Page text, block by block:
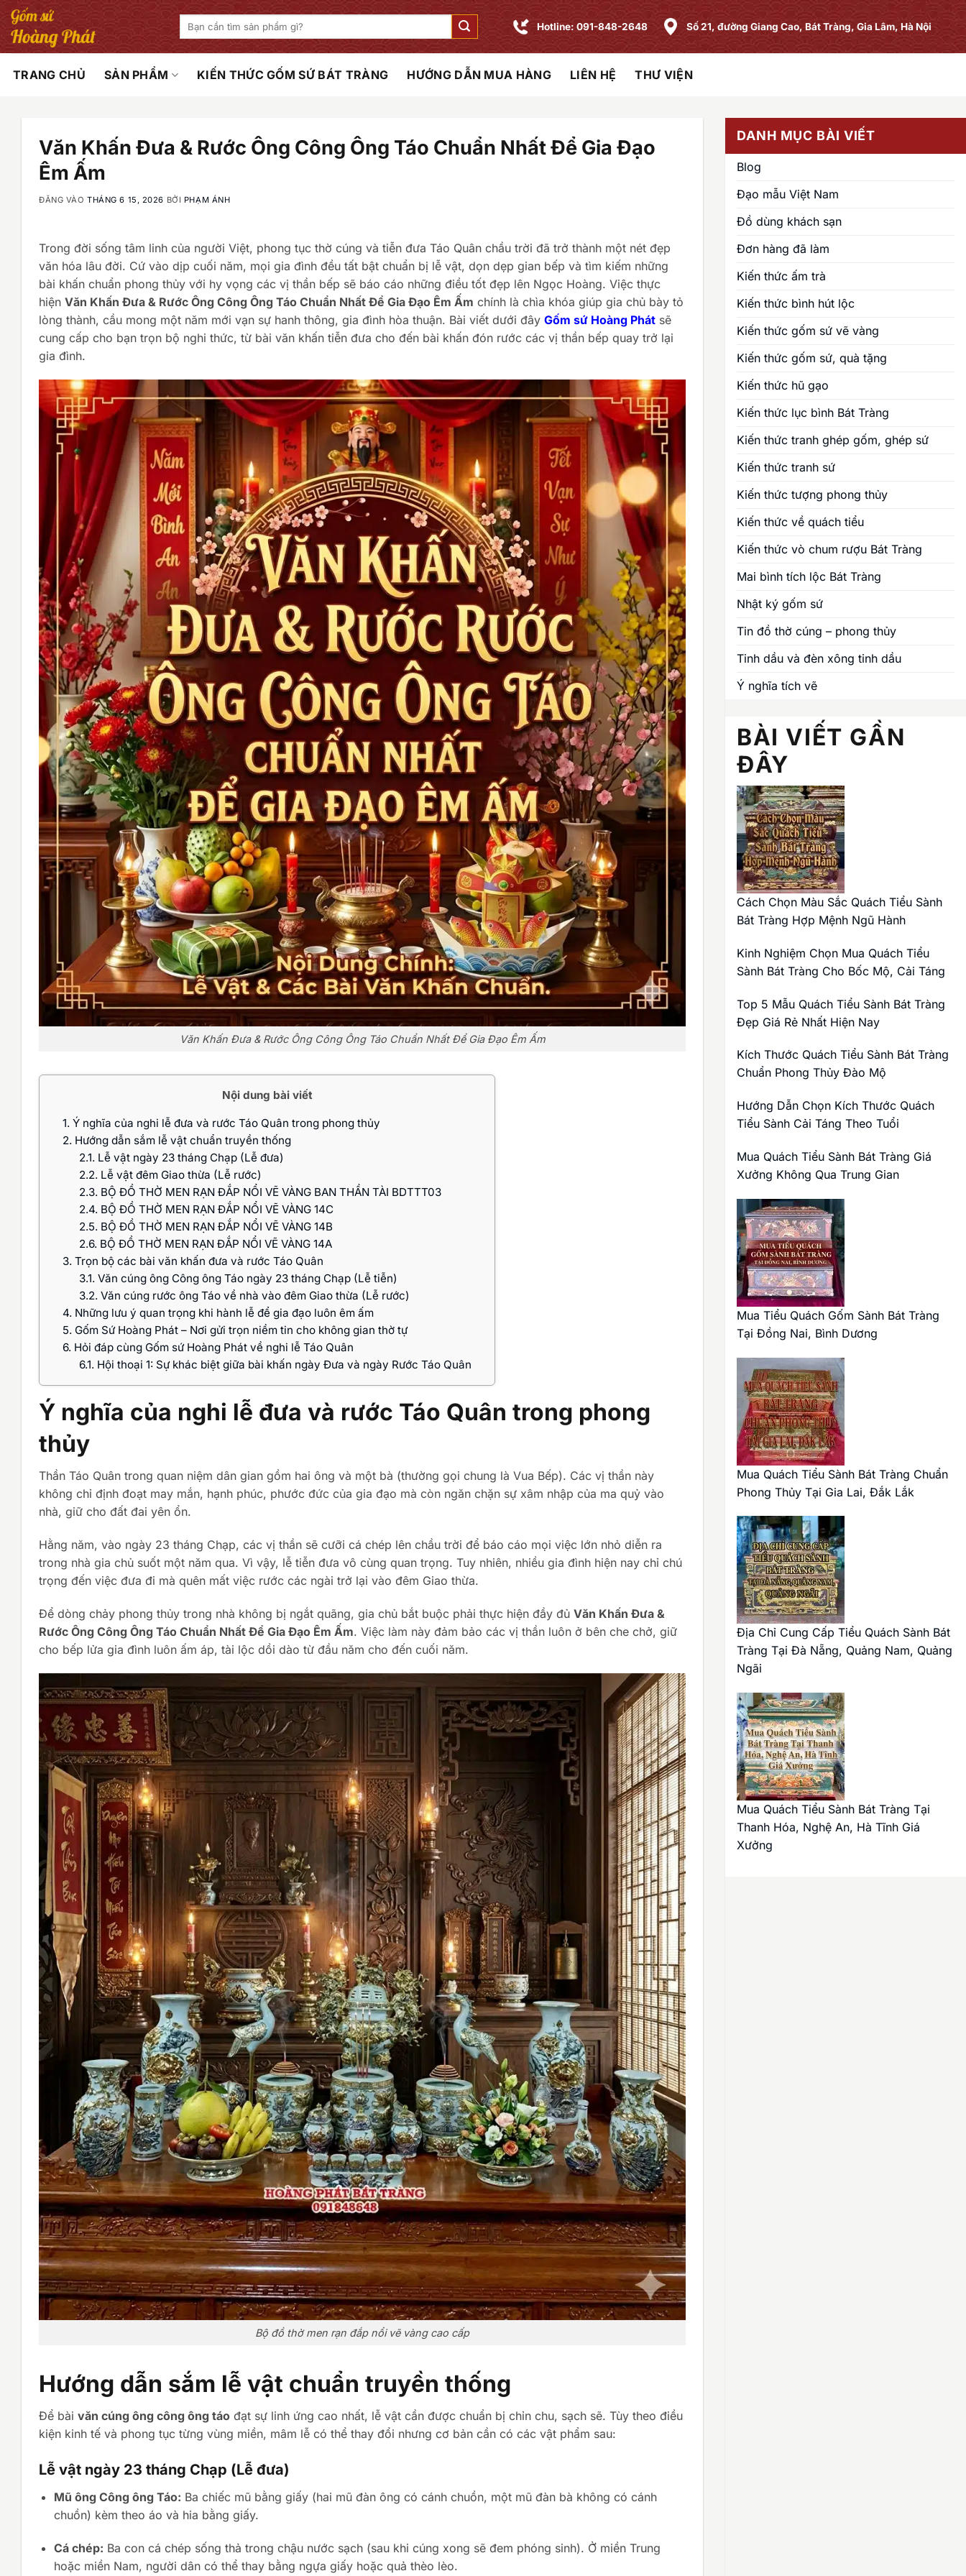
Bỏ
qua
nội
Tìm
kiếm:
Hotline: 091-848-2648 Số 21, đường Giang Cao, Bát Tràng, Gia Lâm, Hà Nội
TRANG CHỦ SẢN PHẨM KIẾN THỨC GỐM SỨ BÁT TRÀNG HƯỚNG DẪN MUA HÀNG LIÊN HỆ THƯ VIỆN
Văn Khấn Đưa & Rước Ông Công Ông Táo Chuẩn Nhất Để Gia Đạo
Êm Ấm
ĐĂNG VÀOTHÁNG 6 15, 2026 BỞI PHẠM ÁNH
Trong đời sống tâm linh của người Việt, phong tục thờ cúng và tiễn đưa Táo Quân chầu trời đã trở thành một nét đẹp
văn hóa lâu đời. Cứ vào dịp cuối năm, mọi gia đình đều tất bật chuẩn bị lễ vật, dọn dẹp gian bếp và tìm kiếm những
bài khấn chuẩn phong thủy với hy vọng các vị thần bếp sẽ báo cáo những điều tốt đẹp lên Ngọc Hoàng. Việc thực
hiện Văn Khấn Đưa & Rước Ông Công Ông Táo Chuẩn Nhất Để Gia Đạo Êm Ấm chính là chìa khóa giúp gia chủ bày tỏ
lòng thành, cầu mong một năm mới vạn sự hanh thông, gia đình hòa thuận. Bài viết dưới đây Gốm sứ Hoàng Phát sẽ
cung cấp cho bạn trọn bộ nghi thức, từ bài văn khấn tiễn đưa cho đến bài khấn đón rước các vị thần bếp quay trở lại
gia đình.
Văn Khấn Đưa & Rước Ông Công Ông Táo Chuẩn Nhất Để Gia Đạo Êm Ấm
Nội dung bài viết
1. Ý nghĩa của nghi lễ đưa và rước Táo Quân trong phong thủy
2. Hướng dẫn sắm lễ vật chuẩn truyền thống
2.1. Lễ vật ngày 23 tháng Chạp (Lễ đưa)
2.2. Lễ vật đêm Giao thừa (Lễ rước)
2.3. BỘ ĐỒ THỜ MEN RẠN ĐẮP NỔI VẼ VÀNG BAN THẦN TÀI BDTTT03
2.4. BỘ ĐỒ THỜ MEN RẠN ĐẮP NỔI VẼ VÀNG 14C
2.5. BỘ ĐỒ THỜ MEN RẠN ĐẮP NỔI VẼ VÀNG 14B
2.6. BỘ ĐỒ THỜ MEN RẠN ĐẮP NỔI VẼ VÀNG 14A
3. Trọn bộ các bài văn khấn đưa và rước Táo Quân
3.1. Văn cúng ông Công ông Táo ngày 23 tháng Chạp (Lễ tiễn)
3.2. Văn cúng rước ông Táo về nhà vào đêm Giao thừa (Lễ rước)
4. Những lưu ý quan trọng khi hành lễ để gia đạo luôn êm ấm
5. Gốm Sứ Hoàng Phát – Nơi gửi trọn niềm tin cho không gian thờ tự
6. Hỏi đáp cùng Gốm sứ Hoàng Phát về nghi lễ Táo Quân
6.1. Hội thoại 1: Sự khác biệt giữa bài khấn ngày Đưa và ngày Rước Táo Quân
Ý nghĩa của nghi lễ đưa và rước Táo Quân trong phong
thủy
Thần Táo Quân trong quan niệm dân gian gồm hai ông và một bà (thường gọi chung là Vua Bếp). Các vị thần này
không chỉ định đoạt may mắn, hạnh phúc, phước đức của gia đạo mà còn ngăn chặn sự xâm nhập của ma quỷ vào
nhà, giữ cho đất đai yên ổn.
Hằng năm, vào ngày 23 tháng Chạp, các vị thần sẽ cưỡi cá chép lên chầu trời để báo cáo mọi việc lớn nhỏ diễn ra
trong nhà gia chủ suốt một năm qua. Vì vậy, lễ tiễn đưa vô cùng quan trọng. Tuy nhiên, nhiều gia đình hiện nay chỉ chú
trọng đến việc đưa đi mà quên mất việc rước các ngài trở lại vào đêm Giao thừa.
Để dòng chảy phong thủy trong nhà không bị ngắt quãng, gia chủ bắt buộc phải thực hiện đầy đủ Văn Khấn Đưa &
Rước Ông Công Ông Táo Chuẩn Nhất Để Gia Đạo Êm Ấm. Việc làm này đảm bảo các vị thần luôn ở bên che chở, giữ
cho bếp lửa gia đình luôn ấm áp, tài lộc dồi dào từ đầu năm cho đến cuối năm.
Bộ đồ thờ men rạn đắp nổi vẽ vàng cao cấp
Hướng dẫn sắm lễ vật chuẩn truyền thống
Để bài văn cúng ông công ông táo đạt sự linh ứng cao nhất, lễ vật cần được chuẩn bị chỉn chu, sạch sẽ. Tùy theo điều
kiện kinh tế và phong tục từng vùng miền, mâm lễ có thể thay đổi nhưng cơ bản cần có các vật phẩm sau:
Lễ vật ngày 23 tháng Chạp (Lễ đưa)
Mũ ông Công ông Táo: Ba chiếc mũ bằng giấy (hai mũ đàn ông có cánh chuồn, một mũ đàn bà không có cánh
chuồn) kèm theo áo và hia bằng giấy.
Cá chép: Ba con cá chép sống thả trong chậu nước sạch (sau khi cúng xong sẽ đem phóng sinh). Ở miền Trung
hoặc miền Nam, người dân có thể thay bằng ngựa giấy hoặc quả thèo lèo.
DANH MỤC BÀI VIẾT
Blog
Đạo mẫu Việt Nam
Đồ dùng khách sạn
Đơn hàng đã làm
Kiến thức ấm trà
Kiến thức bình hút lộc
Kiến thức gốm sứ vẽ vàng
Kiến thức gốm sứ, quà tặng
Kiến thức hũ gạo
Kiến thức lục bình Bát Tràng
Kiến thức tranh ghép gốm, ghép sứ
Kiến thức tranh sứ
Kiến thức tượng phong thủy
Kiến thức về quách tiểu
Kiến thức vò chum rượu Bát Tràng
Mai bình tích lộc Bát Tràng
Nhật ký gốm sứ
Tin đồ thờ cúng – phong thủy
Tinh dầu và đèn xông tinh dầu
Ý nghĩa tích vẽ
BÀI VIẾT GẦN
ĐÂY
Cách Chọn Màu Sắc Quách Tiểu Sành
Bát Tràng Hợp Mệnh Ngũ Hành
Kinh Nghiệm Chọn Mua Quách Tiểu
Sành Bát Tràng Cho Bốc Mộ, Cải Táng
Top 5 Mẫu Quách Tiểu Sành Bát Tràng
Đẹp Giá Rẻ Nhất Hiện Nay
Kích Thước Quách Tiểu Sành Bát Tràng
Chuẩn Phong Thủy Đào Mộ
Hướng Dẫn Chọn Kích Thước Quách
Tiểu Sành Cải Táng Theo Tuổi
Mua Quách Tiểu Sành Bát Tràng Giá
Xưởng Không Qua Trung Gian
Mua Tiểu Quách Gốm Sành Bát Tràng
Tại Đồng Nai, Bình Dương
Mua Quách Tiểu Sành Bát Tràng Chuẩn
Phong Thủy Tại Gia Lai, Đắk Lắk
Địa Chỉ Cung Cấp Tiểu Quách Sành Bát
Tràng Tại Đà Nẵng, Quảng Nam, Quảng
Ngãi
Mua Quách Tiểu Sành Bát Tràng Tại
Thanh Hóa, Nghệ An, Hà Tĩnh Giá
Xưởng